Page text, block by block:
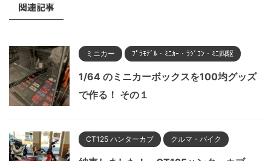
関連記事
ミニカー ﾌﾟﾗﾓﾃﾞﾙ・ﾐﾆｶｰ・ﾗｼﾞｺﾝ・ﾐﾆ四駆
1/64 のミニカーボックスを100均グッズ
で作る！ その１
CT125 ハンターカブ クルマ・バイク